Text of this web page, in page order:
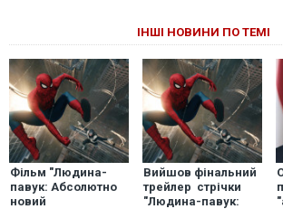
ІНШІ НОВИНИ ПО ТЕМІ
Фільм "Людина-
павук: Абсолютно
новий
Вийшов фінальний
трейлер стрічки
"Людина-павук: